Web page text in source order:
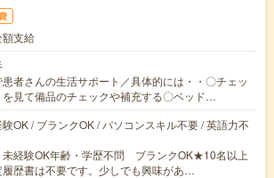
支給
者さんの生活サポート／具体的には・・〇チェッ
を見て備品のチェックや補充する〇ベッド…
OK / ブランクOK / パソコンスキル不要 / 英語力不
未経験OK年齢・学歴不問 ブランクOK★10名以上
履歴書は不要です。少しでも興味があ…